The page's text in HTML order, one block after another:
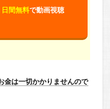
日間無料で動画視聴
金は一切かかりませんので